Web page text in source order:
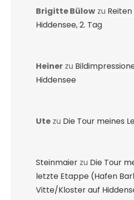
Brigitte Bülow zu
Hiddensee, 2. Tag
Heiner zu
Hiddensee
Ute zu Die Tour meines
Steinmaier zu Die Tour
letzte Etappe (Hafen
Vitte/Kloster auf